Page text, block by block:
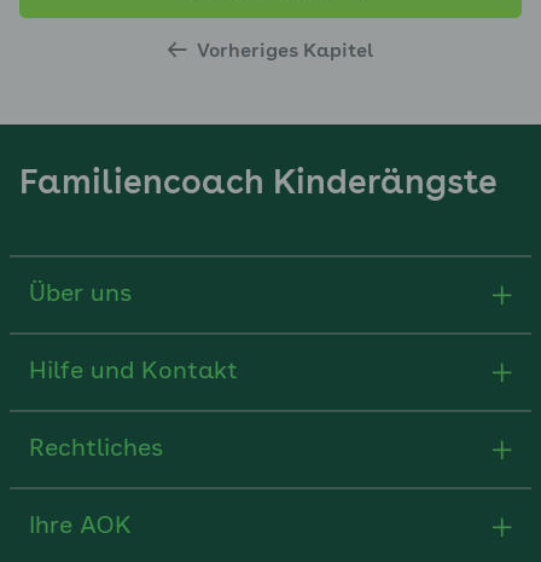
Vorheriges Kapitel
Familiencoach Kinderängste
Über uns
Hilfe und Kontakt
Rechtliches
Ihre AOK